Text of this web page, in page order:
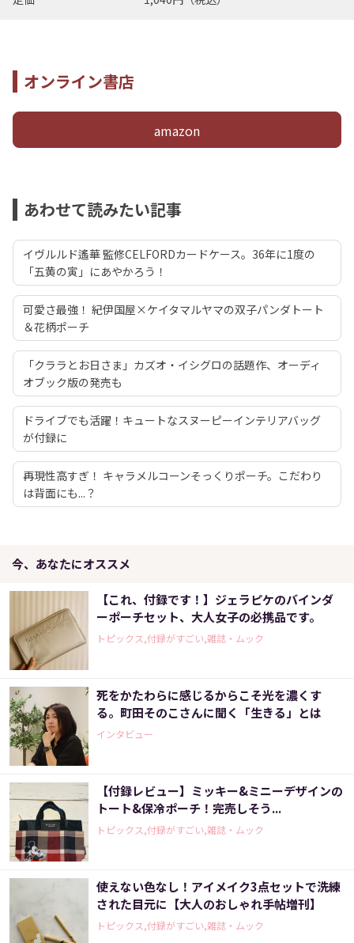
オンライン書店
amazon
あわせて読みたい記事
イヴルルド遙華 監修CELFORDカードケース。36年に1度の
「五黄の寅」にあやかろう！
可愛さ最強！ 紀伊国屋×ケイタマルヤマの双子パンダトート
＆花柄ポーチ
「クララとお日さま」カズオ・イシグロの話題作、オーディ
オブック版の発売も
ドライブでも活躍！キュートなスヌーピーインテリアバッグ
が付録に
再現性高すぎ！ キャラメルコーンそっくりポーチ。こだわり
は背面にも...？
今、あなたにオススメ
【これ、付録です！】ジェラピケのバインダ
ーポーチセット、大人女子の必携品です。
トピックス,付録がすごい,雑誌・ムック
死をかたわらに感じるからこそ光を濃くす
る。町田そのこさんに聞く「生きる」とは
インタビュー
【付録レビュー】ミッキー&ミニーデザインの
トート&保冷ポーチ！完売しそう...
トピックス,付録がすごい,雑誌・ムック
使えない色なし！アイメイク3点セットで洗練
された目元に【大人のおしゃれ手帖増刊】
トピックス,付録がすごい,雑誌・ムック